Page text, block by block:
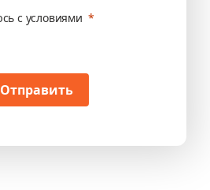
с условиями
Отправить